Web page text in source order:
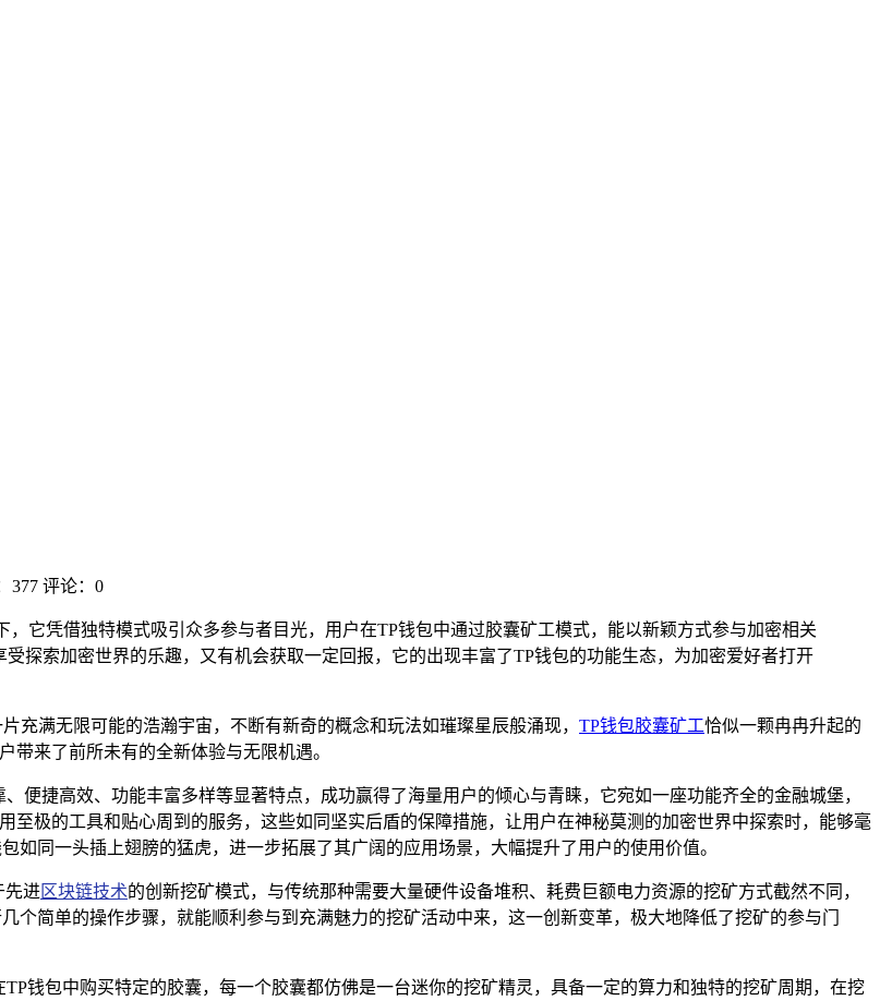
377 评论：0
它凭借独特模式吸引众多参与者目光，用户在TP钱包中通过胶囊矿工模式，能以新颖方式参与加密相关
探索加密世界的乐趣，又有机会获取一定回报，它的出现丰富了TP钱包的功能生态，为加密爱好者打开
充满无限可能的浩瀚宇宙，不断有新奇的概念和玩法如璀璨星辰般涌现， TP钱包胶囊矿工恰似一颗冉冉升起的
来了前所未有的全新体验与无限机遇。
便捷高效、功能丰富多样等显著特点，成功赢得了海量用户的倾心与青睐，它宛如一座功能齐全的金融城堡，
极的工具和贴心周到的服务，这些如同坚实后盾的保障措施，让用户在神秘莫测的加密世界中探索时，能够毫
同一头插上翅膀的猛虎，进一步拓展了其广阔的应用场景，大幅提升了用户的使用价值。
先进区块链技术的创新挖矿模式，与传统那种需要大量硬件设备堆积、耗费巨额电力资源的挖矿方式截然不同，
简单的操作步骤，就能顺利参与到充满魅力的挖矿活动中来，这一创新变革，极大地降低了挖矿的参与门
钱包中购买特定的胶囊，每一个胶囊都仿佛是一台迷你的挖矿精灵，具备一定的算力和独特的挖矿周期，在挖